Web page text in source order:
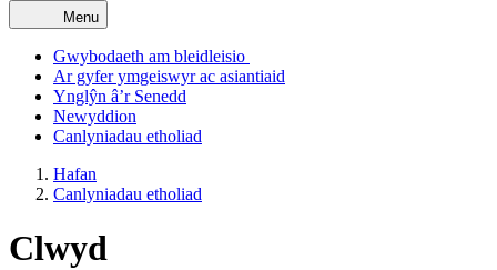
Menu
Gwybodaeth am bleidleisio
Ar gyfer ymgeiswyr ac asiantiaid
Ynglŷn â’r Senedd
Newyddion
Canlyniadau etholiad
Hafan
Canlyniadau etholiad
Clwyd